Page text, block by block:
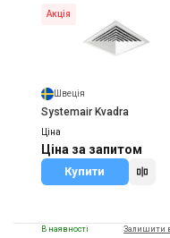
Акція
Швеція
Systemair Kvadra
Ціна
Ціна за запитом
Купити
В наявності Залишити